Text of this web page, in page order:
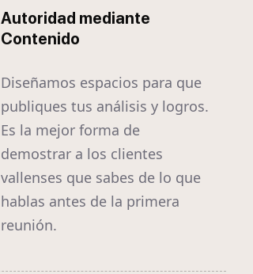
Autoridad mediante
Contenido
Diseñamos espacios para que
publiques tus análisis y logros.
Es la mejor forma de
demostrar a los clientes
vallenses que sabes de lo que
hablas antes de la primera
reunión.